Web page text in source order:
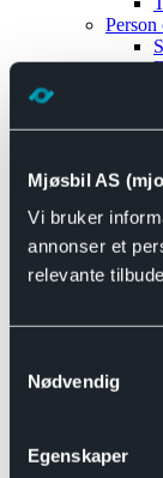
Mjøsbil AS
Vi bruker
annonser et
relevante
Nødvendig
Egenskaper
Person